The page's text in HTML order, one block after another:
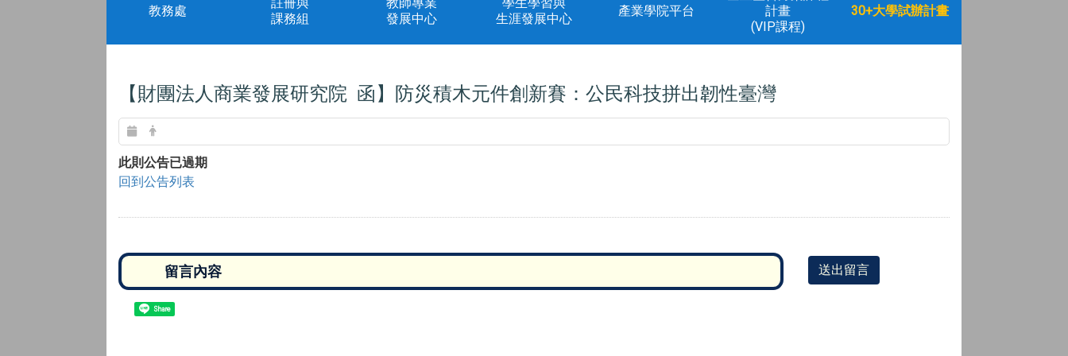
教務處
課務組
發展中心
生涯發展中心
產業學院平台
計畫
(VIP課程)
30+大學試辦計畫
【財團法人商業發展研究院 函】防災積木元件創新賽：公民科技拼出韌性臺灣
此則公告已過期
回到公告列表
送出留言
Share